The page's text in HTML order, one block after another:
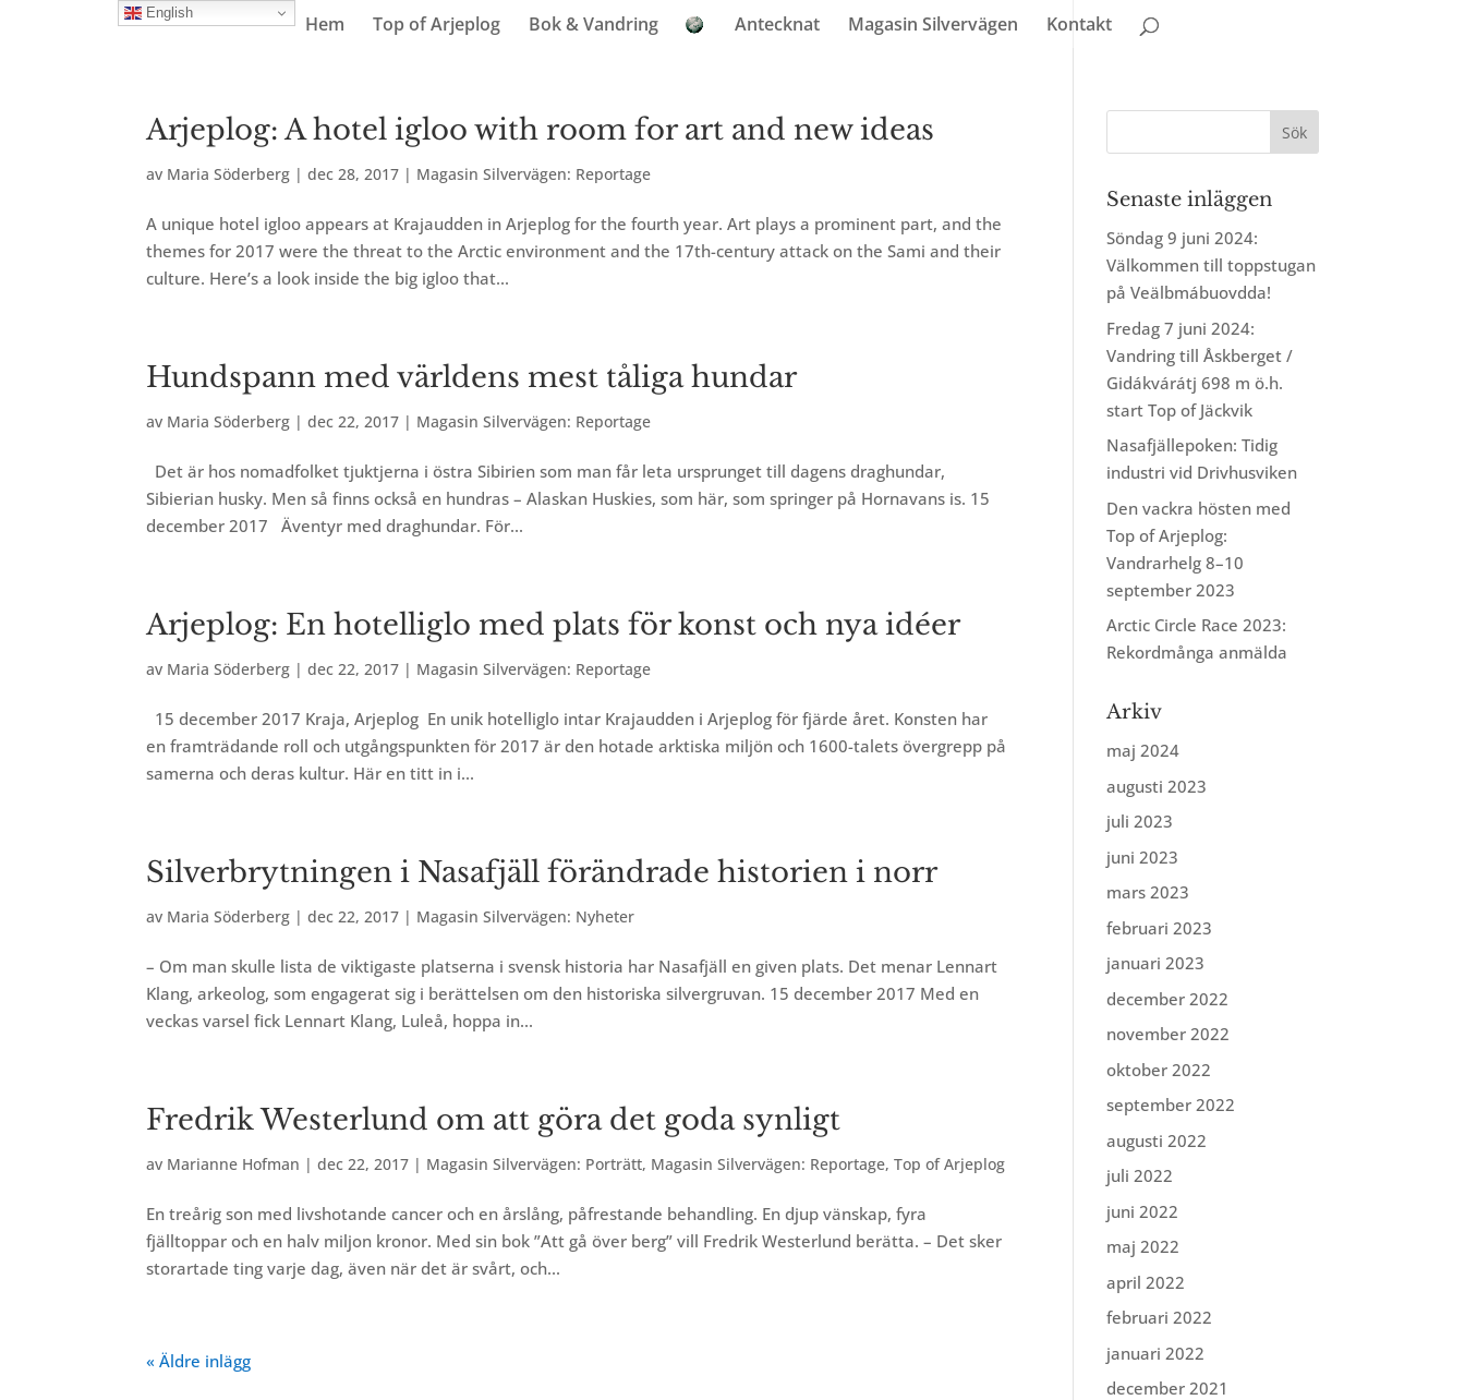
Hem Top of Arjeplog Bok & Vandring Antecknat Magasin Silvervägen Kontakt
Arjeplog: A hotel igloo with room for art and new ideas
av Maria Söderberg |dec 28, 2017 | Magasin Silvervägen: Reportage
A unique hotel igloo appears at Krajaudden in Arjeplog for the fourth year. Art plays a prominent part, and the
themes for 2017 were the threat to the Arctic environment and the 17th-century attack on the Sami and their
culture. Here’s a look inside the big igloo that...
Hundspann med världens mest tåliga hundar
av Maria Söderberg |dec 22, 2017 | Magasin Silvervägen: Reportage
Det är hos nomadfolket tjuktjerna i östra Sibirien som man får leta ursprunget till dagens draghundar,
Sibierian husky. Men så finns också en hundras – Alaskan Huskies, som här, som springer på Hornavans is. 15
december 2017 Äventyr med draghundar. För...
Arjeplog: En hotelliglo med plats för konst och nya idéer
av Maria Söderberg |dec 22, 2017 | Magasin Silvervägen: Reportage
15 december 2017 Kraja, Arjeplog En unik hotelliglo intar Krajaudden i Arjeplog för fjärde året. Konsten har
en framträdande roll och utgångspunkten för 2017 är den hotade arktiska miljön och 1600-talets övergrepp på
samerna och deras kultur. Här en titt in i...
Silverbrytningen i Nasafjäll förändrade historien i norr
av Maria Söderberg |dec 22, 2017 | Magasin Silvervägen: Nyheter
– Om man skulle lista de viktigaste platserna i svensk historia har Nasafjäll en given plats. Det menar Lennart
Klang, arkeolog, som engagerat sig i berättelsen om den historiska silvergruvan. 15 december 2017 Med en
veckas varsel fick Lennart Klang, Luleå, hoppa in...
Fredrik Westerlund om att göra det goda synligt
av Marianne Hofman |dec 22, 2017 | Magasin Silvervägen: Porträtt, Magasin Silvervägen: Reportage,Top of Arjeplog
En treårig son med livshotande cancer och en årslång, påfrestande behandling. En djup vänskap, fyra
fjälltoppar och en halv miljon kronor. Med sin bok ”Att gå över berg” vill Fredrik Westerlund berätta. – Det sker
storartade ting varje dag, även när det är svårt, och...
« Äldre inlägg
Senaste inläggen
Söndag 9 juni 2024:
Välkommen till toppstugan
på Veälbmábuovdda!
Fredag 7 juni 2024:
Vandring till Åskberget /
Gidákvárátj 698 m ö.h.
start Top of Jäckvik
Nasafjällepoken: Tidig
industri vid Drivhusviken
Den vackra hösten med
Top of Arjeplog:
Vandrarhelg 8–10
september 2023
Arctic Circle Race 2023:
Rekordmånga anmälda
Arkiv
maj 2024
augusti 2023
juli 2023
juni 2023
mars 2023
februari 2023
januari 2023
december 2022
november 2022
oktober 2022
september 2022
augusti 2022
juli 2022
juni 2022
maj 2022
april 2022
februari 2022
januari 2022
december 2021
English